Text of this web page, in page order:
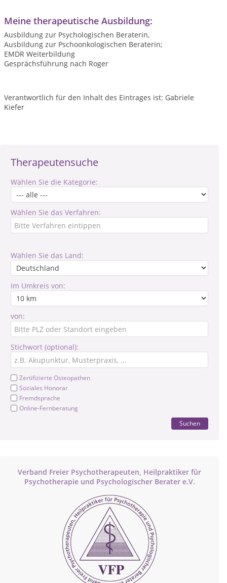
Therapeutensuche
Wählen Sie die Kategorie:
Wählen Sie das Verfahren:
Wählen Sie das Land:
Im Umkreis von:
von:
Stichwort (optional):
Zertifizierte Osteopathen
Soziales Honorar
Fremdsprache
Online-Fernberatung
Suchen
Verband Freier Psychotherapeuten, Heilpraktiker für
Psychotherapie und Psychologischer Berater e.V.
Meine therapeutische Ausbildung:
Ausbildung zur Psychologischen Beraterin,
Ausbildung zur Pschoonkologischen Beraterin;
EMDR Weiterbildung
Gesprächsführung nach Roger
Verantwortlich für den Inhalt des Eintrages ist: Gabriele
Kiefer